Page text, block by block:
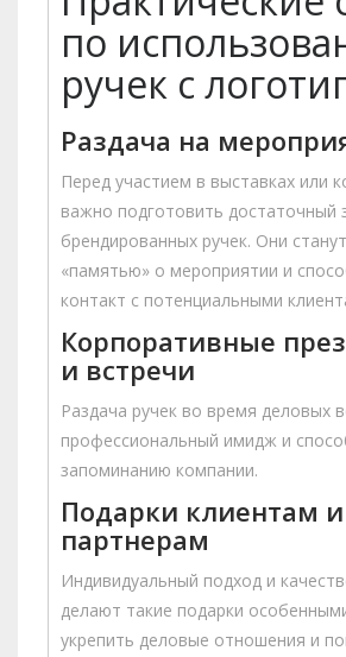
по
ручек с
Раздача на
Перед участием в выставках или
важно подготовить достаточный
брендированных ручек. Они
«памятью» о мероприятии и
контакт с потенциальными
Корпоративные
и встречи
Раздача ручек во время деловых
профессиональный имидж и
запоминанию компании.
Подарки клиентам и
партнерам
Индивидуальный подход и
делают такие подарки
укрепить деловые отношения и